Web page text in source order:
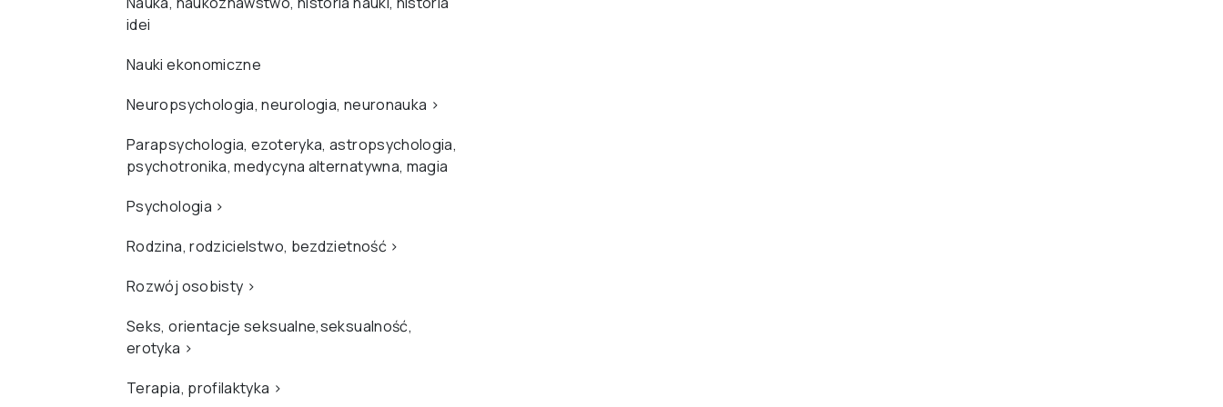
idei
Nauki ekonomiczne
Neuropsychologia, neurologia, neuronauka ›
Parapsychologia, ezoteryka, astropsychologia,
psychotronika, medycyna alternatywna, magia
Psychologia ›
Rodzina, rodzicielstwo, bezdzietność ›
Rozwój osobisty ›
Seks, orientacje seksualne,seksualność,
erotyka ›
Terapia, profilaktyka ›